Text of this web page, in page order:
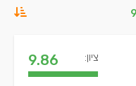
9
ציון: 9.86